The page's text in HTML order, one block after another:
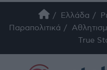
Ελλάδα
Παραπολιτικά
True